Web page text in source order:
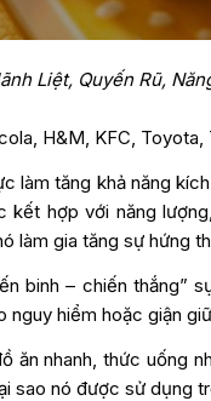
Liệt, Quyến Rũ,
H&M, KFC,
làm tăng khả năng
kết hợp với năng
làm gia tăng sự hứng
binh – chiến thắng”
nguy hiểm hoặc giận
ăn nhanh, thức uống
sao nó được sử dụng